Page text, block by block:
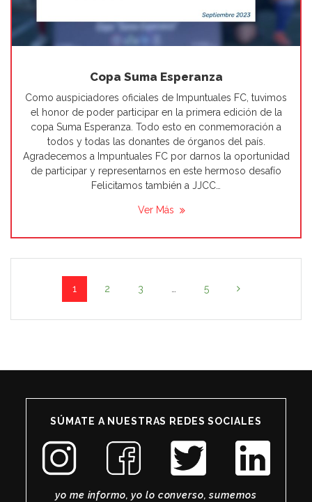
Copa Suma Esperanza
Como auspiciadores oficiales de Impuntuales FC, tuvimos
el honor de poder participar en la primera edición de la
copa Suma Esperanza. Todo esto en conmemoración a
todos y todas las donantes de órganos del país.
Agradecemos a Impuntuales FC por darnos la oportunidad
de participar y representarnos en este hermoso desafío
Felicitamos también a JJCC…
Ver Más
Posts
navigation
Page
1 Page
2 Page
3 Page
5
SÚMATE A NUESTRAS REDES SOCIALES
yo me informo, yo lo converso, sumemos